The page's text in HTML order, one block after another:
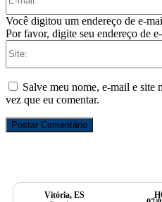
Você digitou um endereço de e-
Por favor, digite seu endereço de
Salve meu nome, e-mail e site
vez que eu comentar.
Vitória, ES